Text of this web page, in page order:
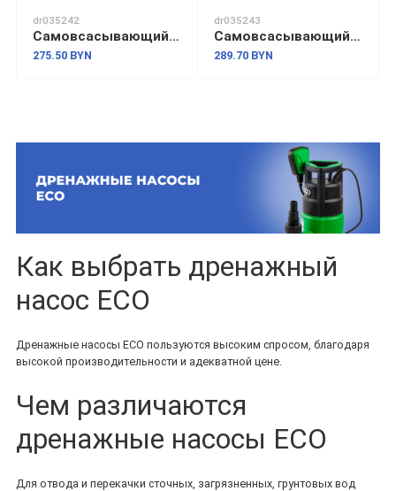
dr035242
Самовсасывающий насос ECO GFI-07P
275.50 BYN
dr035243
Самовсасывающий насос ECO GFI-13P
289.70 BYN
Как выбрать дренажный
насос ECO
Дренажные насосы ECO пользуются высоким спросом, благодаря
высокой производительности и адекватной цене.
Чем различаются
дренажные насосы ECO
Для отвода и перекачки сточных, загрязненных, грунтовых вод